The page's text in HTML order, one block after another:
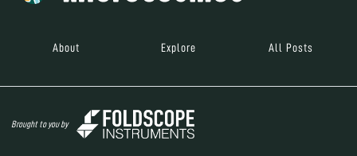
About Explore All Posts
Brought to you by